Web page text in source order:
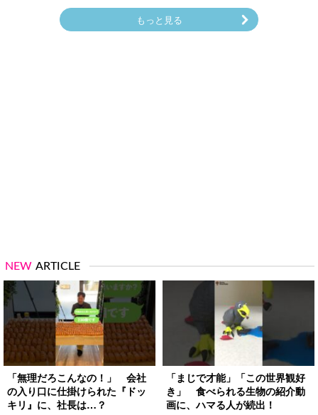
もっと見る
NEW ARTICLE
「無理だろこんなの！」 会社
の入り口に仕掛けられた『ドッ
キリ』に、社長は…？
「まじで才能」「この世界観好
き」 食べられる生物の紹介動
画に、ハマる人が続出！